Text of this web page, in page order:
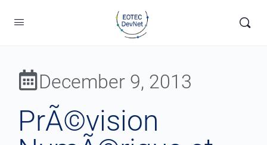
December 9, 2013
PrÃ©vision